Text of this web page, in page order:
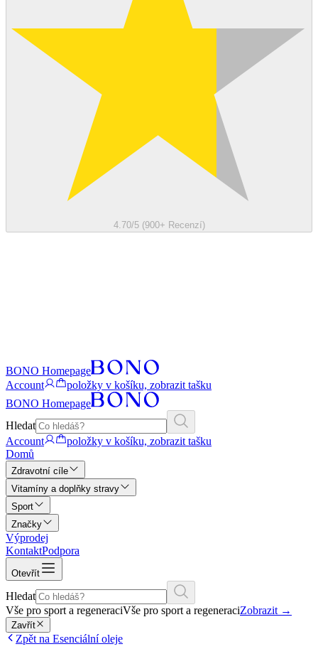
4.70/5 (900+ Recenzí)
BONO Homepage
Account
položky v košíku, zobrazit tašku
BONO Homepage
Hledat
Account
položky v košíku, zobrazit tašku
Domů
Zdravotní cíle
Vitamíny a doplňky stravy
Sport
Značky
Výprodej
KontaktPodpora
Otevřít
Hledat
Vše pro sport a regeneraciVše pro sport a regeneraciZobrazit →
Zavřít
Zpět na Esenciální oleje